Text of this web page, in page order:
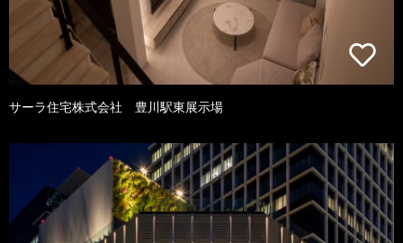
サーラ住宅株式会社 豊川駅東展示場